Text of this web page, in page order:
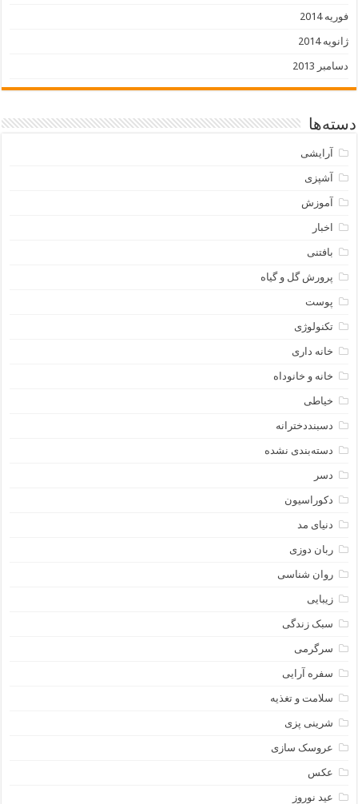
فوریه 2014
ژانویه 2014
دسامبر 2013
دسته‌ها
آرایشی
آشپزی
آموزش
اخبار
بافتنی
پرورش گل و گیاه
پوست
تکنولوژی
خانه داری
خانه و خانوداه
خیاطی
دسبنددخترانه
دسته‌بندی نشده
دسر
دکوراسیون
دنیای مد
ربان دوزی
روان شناسی
زیبایی
سبک زندگی
سرگرمی
سفره آرایی
سلامت و تغذیه
شرینی پزی
عروسک سازی
عکس
عید نوروز